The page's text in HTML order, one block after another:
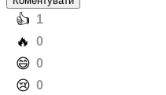
️👍 1
️🔥 0
️😄 0
️😢 0